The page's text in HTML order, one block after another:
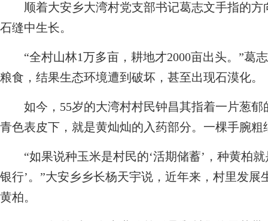
顺着大安乡大湾村党支部书记葛志文手指的方
石缝中生长。
“全村山林1万多亩，耕地才2000亩出头。”葛
粮食，结果生态环境遭到破坏，甚至出现石漠化。
如今，55岁的大湾村村民钟昌其指着一片葱
青色表皮下，就是黄灿灿的入药部分。一棵手腕
“如果说种玉米是村民的‘活期储蓄’，种黄柏就
银行’。”大安乡乡长杨天宇说，近年来，村里发
黄柏。